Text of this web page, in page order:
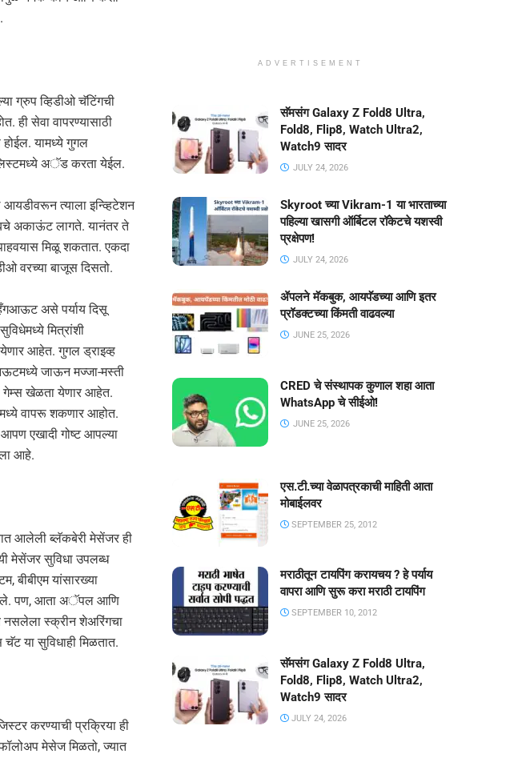
ग्रुप व्हिडीओ चॅटिंगची
सेवा वापरण्यासाठी
यामध्ये गुगल
अॅड करता येईल.
त्याला इन्व्हिटेशन
अकाऊंट लागते. यानंतर ते
मिळू शकतात. एकदा
वरच्या बाजूस दिसतो.
असे पर्याय दिसू
मित्रांशी
आहेत. गुगल ड्राइव्ह
जाऊन मज्जा-मस्ती
गेम्स खेळता येणार आहेत.
वापरू शकणार आहोत.
एखादी गोष्ट आपल्या
आहे.
आलेली ब्लॅकबेरी मेसेंजर ही
मेसेंजर सुविधा उपलब्ध
बीबीएम यांसारख्या
पण, आता अॅपल आणि
नसलेला स्क्रीन शेअरिंगचा
या सुविधाही मिळतात.
करण्याची प्रक्रिया ही
मेसेज मिळतो, ज्यात
ADVERTISEMENT
सॅमसंग Galaxy Z Fold8 Ultra,
Fold8, Flip8, Watch Ultra2,
Watch9 सादर
JULY 24, 2026
Skyroot च्या Vikram-1 या भारताच्या
पहिल्या खासगी ऑर्बिटल रॉकेटचे यशस्वी
प्रक्षेपण!
JULY 24, 2026
ॲपलने मॅकबुक, आयपॅडच्या आणि इतर
प्रॉडक्टच्या किंमती वाढवल्या
JUNE 25, 2026
CRED चे संस्थापक कुणाल शहा आता
WhatsApp चे सीईओ!
JUNE 25, 2026
एस.टी.च्या वेळापत्रकाची माहिती आता
मोबाईलवर
SEPTEMBER 25, 2012
मराठीतून टायपिंग करायचय ? हे पर्याय
वापरा आणि सुरू करा मराठी टायपिंग
SEPTEMBER 10, 2012
सॅमसंग Galaxy Z Fold8 Ultra,
Fold8, Flip8, Watch Ultra2,
Watch9 सादर
JULY 24, 2026